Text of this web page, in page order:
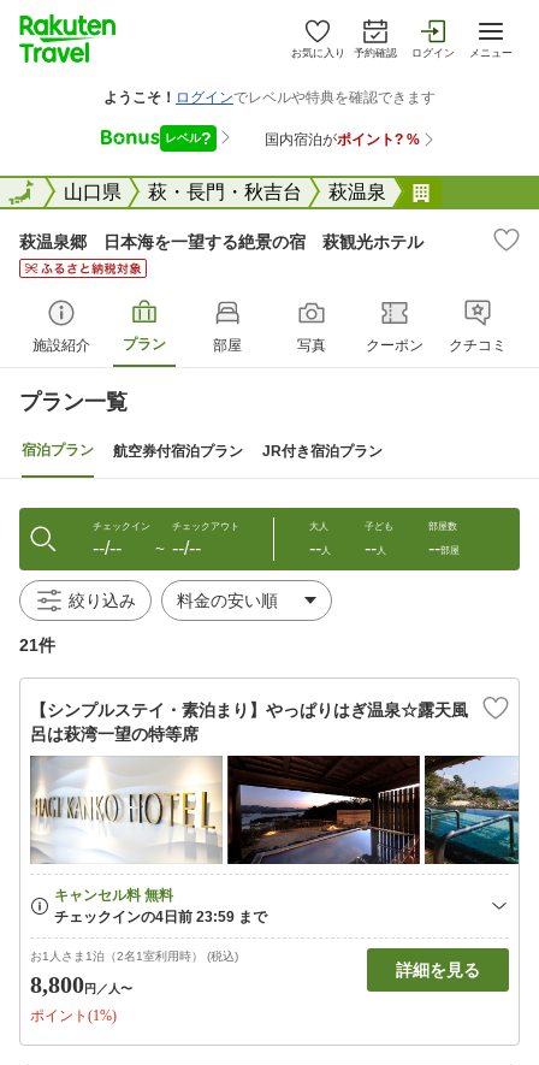
お気に入り 予約確認 ログイン メニュー
全国山口県 萩・長門・秋吉台 萩温泉
全国
萩温泉郷 日本海を一望する絶景の宿 萩観光ホテル
施設紹介 プラン 部屋 写真 クーポン クチコミ
プラン一覧
宿泊プラン 航空券付宿泊プラン JR付き宿泊プラン
チェックイン
--/-- 〜
チェックアウト
--/--
大人
--人
子ども
--人
部屋数
--部屋
絞り込み
21件
【シンプルステイ・素泊まり】やっぱりはぎ温泉☆露天風
呂は萩湾一望の特等席
お1人さま1泊（2名1室利用時） (税込)
8,800円 ／人〜
ポイント(1%)
詳細を見る